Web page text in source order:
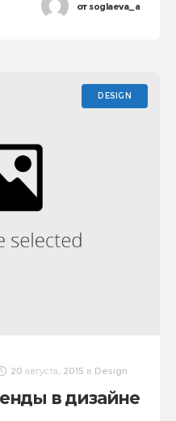
составить для себя
отsoglaeva_a
DESIGN
20 августа, 2015 в Design
в дизайне